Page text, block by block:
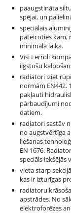
paaugstināta
spējai, un
speciālais
pateicoties kam,
minimālā laikā.
Visi Ferroli
ilgstošu
radiatori iziet
normām EN442.
pakļauti
pārbaudījumi
datiem.
radiatori sastāv
no augstvērtīga
liešanas
EN 1676.
speciāls iekšējās
vieta starp
kas ir izturīgas
radiatoru
apstrādes. No
elektroforēzes